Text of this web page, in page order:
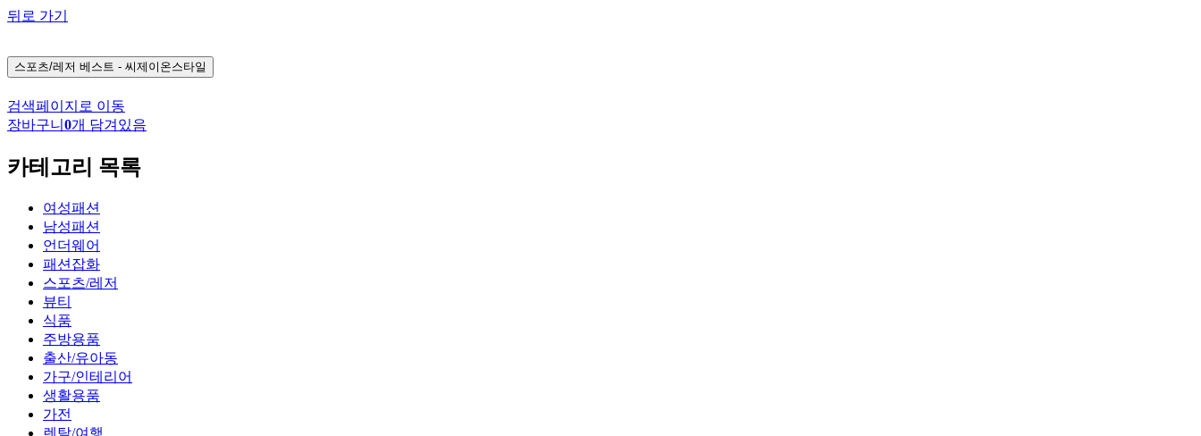
뒤로 가기
스포츠/레저 베스트 - 씨제이온스타일
검색페이지로 이동
장바구니 0개 담겨있음
카테고리 목록
여성패션
남성패션
언더웨어
패션잡화
스포츠/레저
뷰티
식품
주방용품
출산/유아동
가구/인테리어
생활용품
가전
렌탈/여행